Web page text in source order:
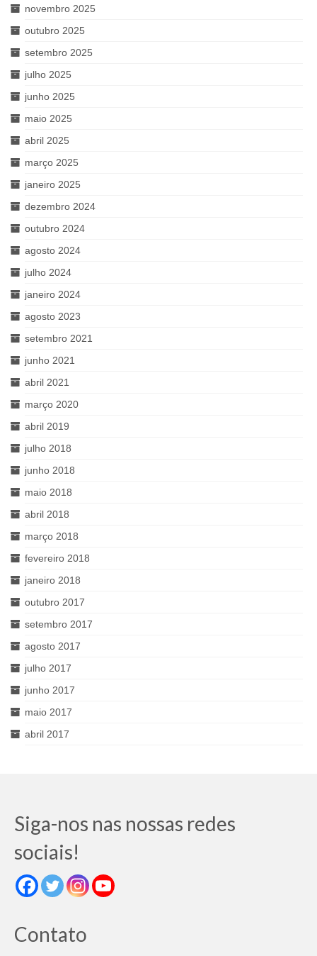
novembro 2025
outubro 2025
setembro 2025
julho 2025
junho 2025
maio 2025
abril 2025
março 2025
janeiro 2025
dezembro 2024
outubro 2024
agosto 2024
julho 2024
janeiro 2024
agosto 2023
setembro 2021
junho 2021
abril 2021
março 2020
abril 2019
julho 2018
junho 2018
maio 2018
abril 2018
março 2018
fevereiro 2018
janeiro 2018
outubro 2017
setembro 2017
agosto 2017
julho 2017
junho 2017
maio 2017
abril 2017
Siga-nos nas nossas redes
sociais!
Contato